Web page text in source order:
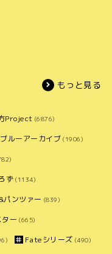
もっと見る
Project (6876)
ブルーアーカイブ (1906)
ず (1134)
パンツァー (839)
ー (665)
Fateシリーズ (490)